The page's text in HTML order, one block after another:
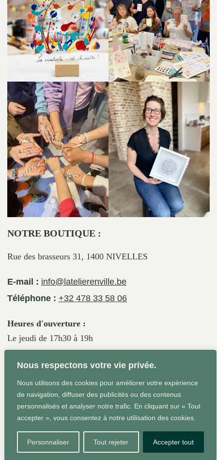
Nous respectons votre vie privée.
Nous utilisons des cookies pour améliorer votre expérience
de navigation, diffuser des publicités ou des contenus
personnalisés et analyser notre trafic. En cliquant sur « Tout
accepter », vous consentez à notre utilisation des cookies.
Personnaliser Tout rejeter Accepter tout
NOTRE BOUTIQUE :
Rue des brasseurs 31, 1400 NIVELLES
E-mail : info@latelierenville.be
Téléphone : +32 478 33 58 06
Heures d'ouverture :
Le jeudi de 17h30 à 19h
Le vendredi de 17h30 à 19h30
Le samedi de 11h30 à 19h
Conditions Générales
Site web réalisé par Agrum'ent -
Squeeze your brand!